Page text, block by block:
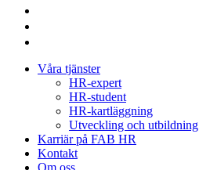
Våra tjänster
HR-expert
HR-student
HR-kartläggning
Utveckling och utbildning
Karriär på FAB HR
Kontakt
Om oss